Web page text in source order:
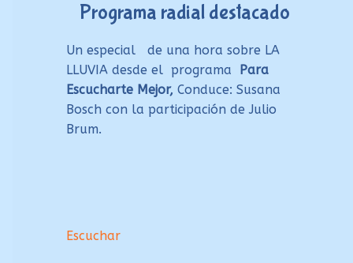
Programa radial destacado
Un especial de una hora sobre LA
LLUVIA desde el programa Para
Escucharte Mejor, Conduce: Susana
Bosch con la participación de Julio
Brum.
Escuchar